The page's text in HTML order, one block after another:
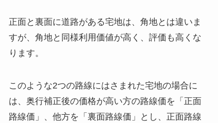
正面と裏面に道路がある宅地は、角地とは違いま
すが、角地と同様利用価値が高く、評価も高くな
ります。
このような2つの路線にはさまれた宅地の場合に
は、奥行補正後の価格が高い方の路線価を「正面
路線価」、他方を「裏面路線価」とし、正面路線